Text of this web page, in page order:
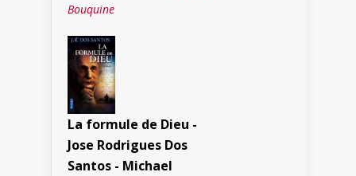
Bouquine
La formule de Dieu -
Jose Rodrigues Dos
Santos - Michael